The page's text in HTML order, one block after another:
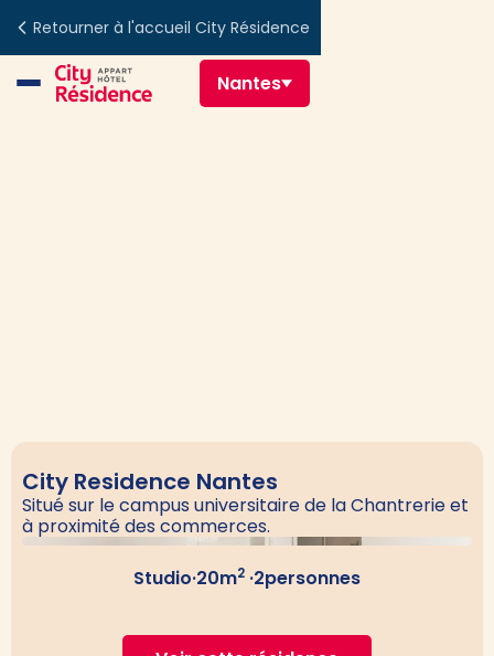
Retourner à l'accueil City Résidence
Nantes
City Residence Nantes
Situé sur le campus universitaire de la Chantrerie et
à proximité des commerces.
Studio·20m2 ·2personnes